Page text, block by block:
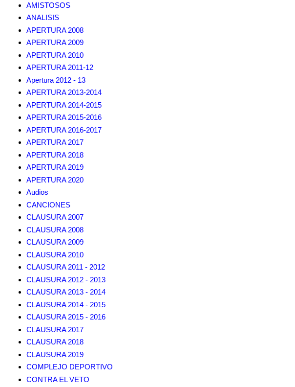
AMISTOSOS
ANALISIS
APERTURA 2008
APERTURA 2009
APERTURA 2010
APERTURA 2011-12
Apertura 2012 - 13
APERTURA 2013-2014
APERTURA 2014-2015
APERTURA 2015-2016
APERTURA 2016-2017
APERTURA 2017
APERTURA 2018
APERTURA 2019
APERTURA 2020
Audios
CANCIONES
CLAUSURA 2007
CLAUSURA 2008
CLAUSURA 2009
CLAUSURA 2010
CLAUSURA 2011 - 2012
CLAUSURA 2012 - 2013
CLAUSURA 2013 - 2014
CLAUSURA 2014 - 2015
CLAUSURA 2015 - 2016
CLAUSURA 2017
CLAUSURA 2018
CLAUSURA 2019
COMPLEJO DEPORTIVO
CONTRA EL VETO